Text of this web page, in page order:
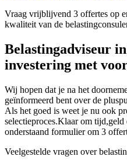
Vraag vrijblijvend 3 offertes op
kwaliteit van de
Belastingadviseur
investering met
Wij hopen dat je na het
geïnformeerd bent over de
Als het goed is weet je nu ook
selectieproces.Klaar om
onderstaand formulier om 3
Veelgestelde vragen over